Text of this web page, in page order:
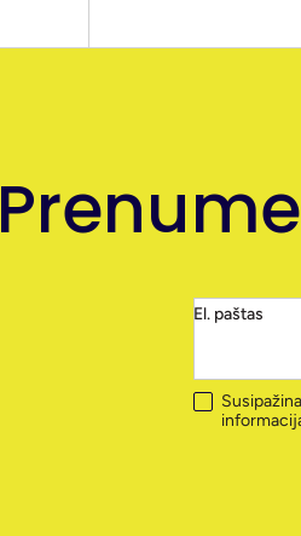
El. paštas